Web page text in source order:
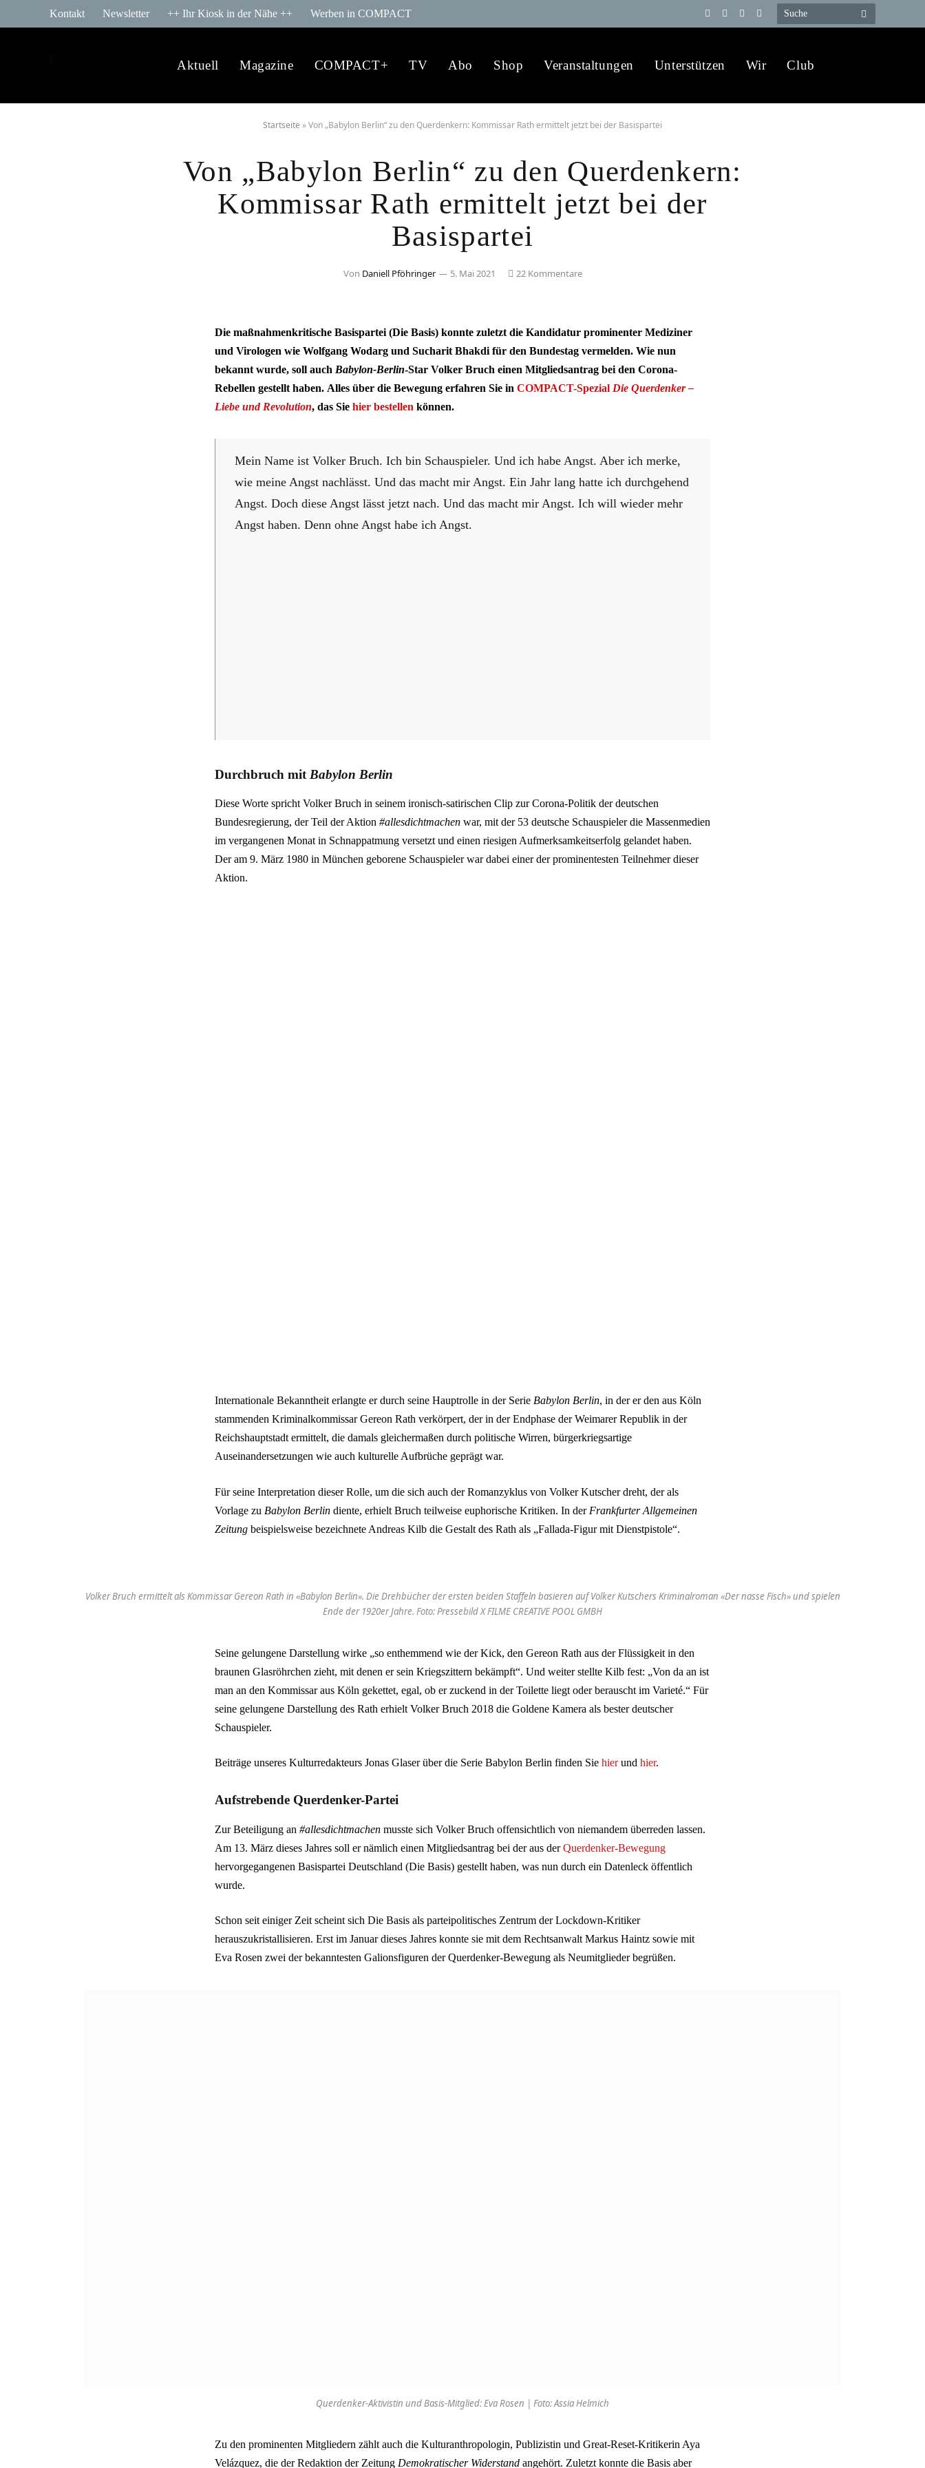
Kontakt Newsletter ++ Ihr Kiosk in der Nähe ++ Werben in COMPACT
Telegram
YouTube
X
WhatsApp
Aktuell Magazine COMPACT+ TV Abo Shop Veranstaltungen Unterstützen Wir Club
Startseite »Von „Babylon Berlin“ zu den Querdenkern: Kommissar Rath ermittelt jetzt bei der Basispartei
Von „Babylon Berlin“ zu den Querdenkern:
Kommissar Rath ermittelt jetzt bei der
Basispartei
Von Daniell Pföhringer 5. Mai 2021 22 Kommentare
Die maßnahmenkritische Basispartei (Die Basis) konnte zuletzt die Kandidatur prominenter Mediziner
und Virologen wie Wolfgang Wodarg und Sucharit Bhakdi für den Bundestag vermelden. Wie nun
bekannt wurde, soll auch Babylon-Berlin-Star Volker Bruch einen Mitgliedsantrag bei den Corona-
Rebellen gestellt haben. Alles über die Bewegung erfahren Sie in COMPACT-Spezial Die Querdenker –
Liebe und Revolution, das Sie hier bestellen können.
Mein Name ist Volker Bruch. Ich bin Schauspieler. Und ich habe Angst. Aber ich merke,
wie meine Angst nachlässt. Und das macht mir Angst. Ein Jahr lang hatte ich durchgehend
Angst. Doch diese Angst lässt jetzt nach. Und das macht mir Angst. Ich will wieder mehr
Angst haben. Denn ohne Angst habe ich Angst.
Durchbruch mit Babylon Berlin
Diese Worte spricht Volker Bruch in seinem ironisch-satirischen Clip zur Corona-Politik der deutschen
Bundesregierung, der Teil der Aktion #allesdichtmachen war, mit der 53 deutsche Schauspieler die Massenmedien
im vergangenen Monat in Schnappatmung versetzt und einen riesigen Aufmerksamkeitserfolg gelandet haben.
Der am 9. März 1980 in München geborene Schauspieler war dabei einer der prominentesten Teilnehmer dieser
Aktion.
Internationale Bekanntheit erlangte er durch seine Hauptrolle in der Serie Babylon Berlin, in der er den aus Köln
stammenden Kriminalkommissar Gereon Rath verkörpert, der in der Endphase der Weimarer Republik in der
Reichshauptstadt ermittelt, die damals gleichermaßen durch politische Wirren, bürgerkriegsartige
Auseinandersetzungen wie auch kulturelle Aufbrüche geprägt war.
Für seine Interpretation dieser Rolle, um die sich auch der Romanzyklus von Volker Kutscher dreht, der als
Vorlage zu Babylon Berlin diente, erhielt Bruch teilweise euphorische Kritiken. In der Frankfurter Allgemeinen
Zeitung beispielsweise bezeichnete Andreas Kilb die Gestalt des Rath als „Fallada-Figur mit Dienstpistole“.
Volker Bruch ermittelt als Kommissar Gereon Rath in «Babylon Berlin». Die Drehbücher der ersten beiden Staffeln basieren auf Volker Kutschers Kriminalroman «Der nasse Fisch» und spielen
Ende der 1920er Jahre. Foto: Pressebild X FILME CREATIVE POOL GMBH
Seine gelungene Darstellung wirke „so enthemmend wie der Kick, den Gereon Rath aus der Flüssigkeit in den
braunen Glasröhrchen zieht, mit denen er sein Kriegszittern bekämpft“. Und weiter stellte Kilb fest: „Von da an ist
man an den Kommissar aus Köln gekettet, egal, ob er zuckend in der Toilette liegt oder berauscht im Varieté.“ Für
seine gelungene Darstellung des Rath erhielt Volker Bruch 2018 die Goldene Kamera als bester deutscher
Schauspieler.
Beiträge unseres Kulturredakteurs Jonas Glaser über die Serie Babylon Berlin finden Sie hierund hier.
Aufstrebende Querdenker-Partei
Zur Beteiligung an #allesdichtmachen musste sich Volker Bruch offensichtlich von niemandem überreden lassen.
Am 13. März dieses Jahres soll er nämlich einen Mitgliedsantrag bei der aus derQuerdenker-Bewegung
hervorgegangenen Basispartei Deutschland (Die Basis) gestellt haben, was nun durch ein Datenleck öffentlich
wurde.
Schon seit einiger Zeit scheint sich Die Basis als parteipolitisches Zentrum der Lockdown-Kritiker
herauszukristallisieren. Erst im Januar dieses Jahres konnte sie mit dem Rechtsanwalt Markus Haintz sowie mit
Eva Rosen zwei der bekanntesten Galionsfiguren der Querdenker-Bewegung als Neumitglieder begrüßen.
Querdenker-Aktivistin und Basis-Mitglied: Eva Rosen | Foto: Assia Helmich
Zu den prominenten Mitgliedern zählt auch die Kulturanthropologin, Publizistin und Great-Reset-Kritikerin Aya
Velázquez, die der Redaktion der Zeitung Demokratischer Widerstand angehört. Zuletzt konnte die Basis aber